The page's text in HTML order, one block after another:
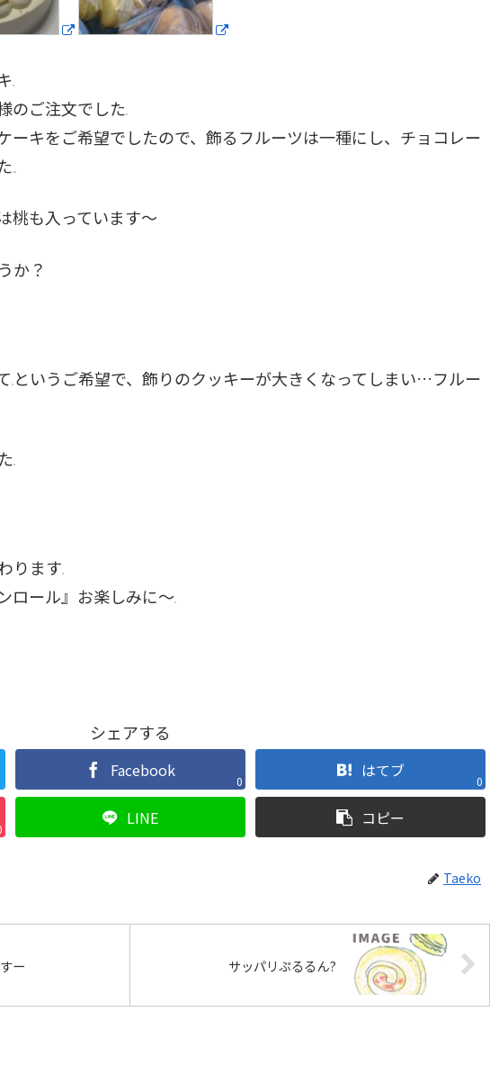
のご注文でした
ーキをご希望でしたので、飾るフルーツは一種にし、チョコレー
桃も入っています〜
か？
というご希望で、飾りのクッキーが大きくなってしまい…フルー
ります
ロール』お楽しみに〜
シェアする
Facebook
0
はてブ
0
LINE コピー
Taeko
ー サッパリぷるるん?